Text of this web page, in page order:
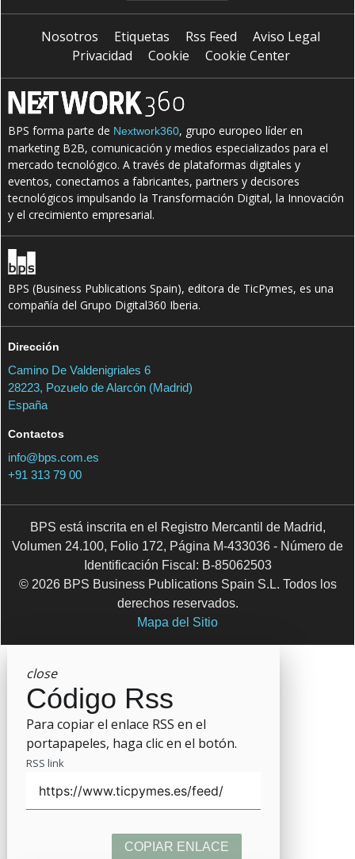
Nosotros Etiquetas Rss Feed
Aviso Legal
Privacidad
Cookie Cookie Center
BPS forma parte de Nextwork360, grupo europeo líder en
marketing B2B, comunicación y medios especializados para el
mercado tecnológico. A través de plataformas digitales y
eventos, conectamos a fabricantes, partners y decisores
tecnológicos impulsando la Transformación Digital, la Innovación
y el crecimiento empresarial.
BPS (Business Publications Spain), editora de TicPymes, es una
compañía del Grupo Digital360 Iberia.
Dirección
Camino De Valdenigriales 6
28223, Pozuelo de Alarcón (Madrid)
España
Contactos
info@bps.com.es
+91 313 79 00
BPS está inscrita en el Registro Mercantil de Madrid,
Volumen 24.100, Folio 172, Página M-433036 - Número de
Identificación Fiscal: B-85062503
© 2026 BPS Business Publications Spain S.L. Todos los
derechos reservados.
Mapa del Sitio
close
Código Rss
Para copiar el enlace RSS en el
portapapeles, haga clic en el botón.
RSS link
COPIAR ENLACE